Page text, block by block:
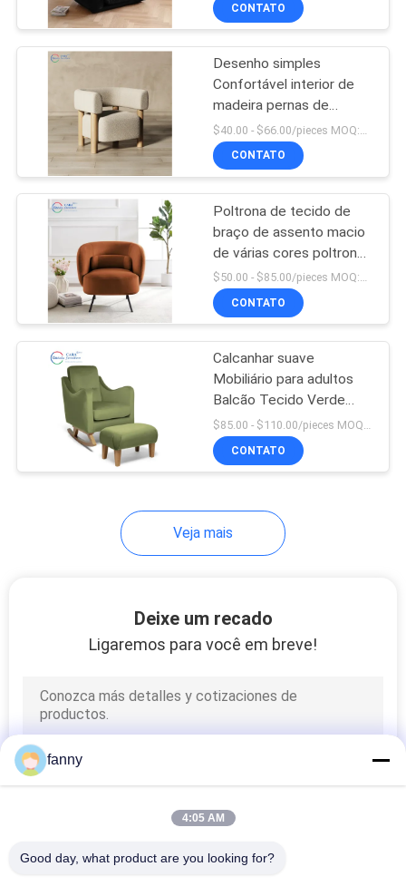
Retire o colchão do
sofá
13
Única cadeira
moderna de Seater
Sofá preguiçoso da
Cama moderna do
tamanho da rainha
CONTATO
Desenho simples
Confortável interior de
madeira pernas de
tecido Sofá poltrona
Sala de estar com braço
CONTATO
Poltrona de tecido de
braço de assento macio
de várias cores poltronas
de design único nórdico
para sofá de sala de
estar
$50.00 - $85.00/pieces MOQ:10 peças
CONTATO
Calcanhar suave
Mobiliário para adultos
Balcão Tecido Verde
Mobiliário Cadeira
balançante Para sala de
estar
$85.00 - $110.00/pieces MOQ:10 peças
CONTATO
Veja mais
Deixe um recado
Ligaremos para você em breve!
fanny
4:05 AM
Good day, what product are you looking for?